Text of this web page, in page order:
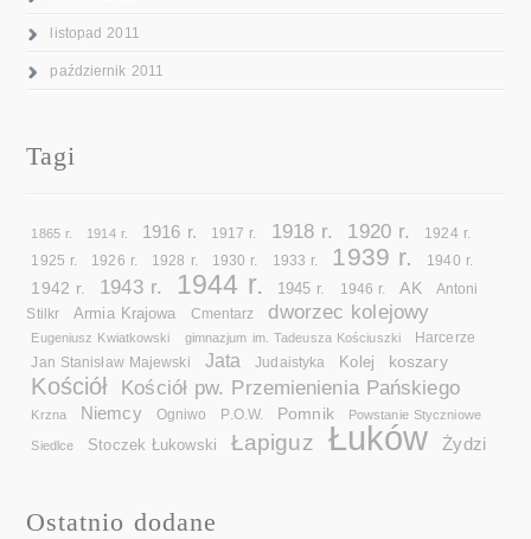
listopad 2011
październik 2011
Tagi
1865 r. 1914 r. 1916 r. 1917 r. 1918 r. 1920 r. 1924 r.
1925 r. 1926 r. 1928 r. 1930 r. 1933 r. 1939 r. 1940 r.
1942 r. 1943 r. 1944 r. 1945 r. 1946 r. AK
Antoni
Stilkr
Armia Krajowa Cmentarz dworzec kolejowy
Eugeniusz Kwiatkowski gimnazjum im. Tadeusza Kościuszki Harcerze
Jan Stanisław Majewski Jata Judaistyka Kolej koszary
Kościół Kościół pw. Przemienienia Pańskiego
Krzna Niemcy Ogniwo P.O.W. Pomnik Powstanie Styczniowe
Siedlce Stoczek Łukowski Łapiguz Łuków Żydzi
Ostatnio dodane